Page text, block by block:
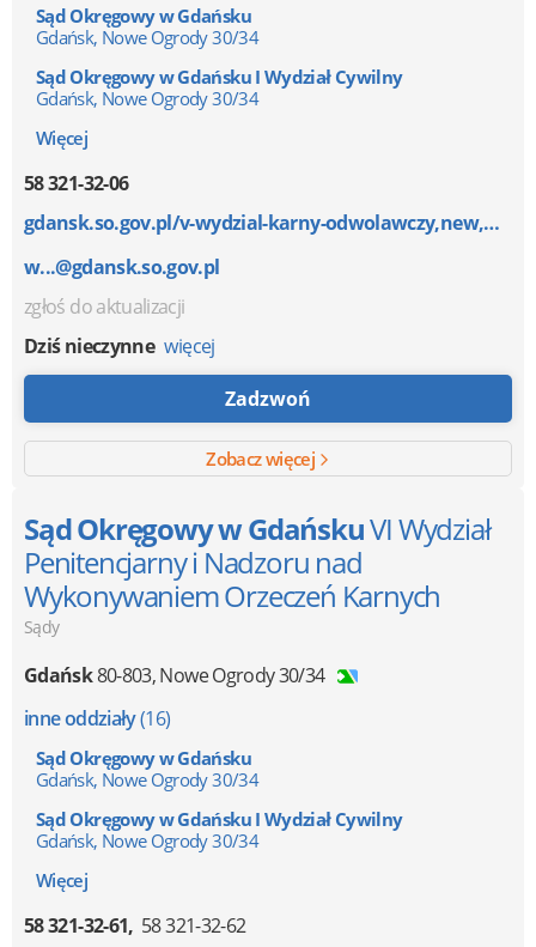
Sąd Okręgowy w Gdańsku
Gdańsk, Nowe Ogrody 30/34
Sąd Okręgowy w Gdańsku I Wydział Cywilny
Gdańsk, Nowe Ogrody 30/34
Więcej
58 321-32-06
gdansk.so.gov.pl/v-wydzial-karny-odwolawczy,new,m1,2...
w...@gdansk.so.gov.pl
zgłoś do aktualizacji
Dziś nieczynne więcej
Zadzwoń
Zobacz więcej
Sąd Okręgowy w GdańskuVI Wydział
Penitencjarny i Nadzoru nad
Wykonywaniem Orzeczeń Karnych
Sądy
Gdańsk80-803,Nowe Ogrody 30/34
inne oddziały(16)
Sąd Okręgowy w Gdańsku
Gdańsk, Nowe Ogrody 30/34
Sąd Okręgowy w Gdańsku I Wydział Cywilny
Gdańsk, Nowe Ogrody 30/34
Więcej
58 321-32-61 58 321-32-62